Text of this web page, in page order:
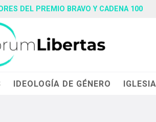
DEL PREMIO BRAVO Y CADENA 100
IDEOLOGÍA DE GÉNERO IGLESIA